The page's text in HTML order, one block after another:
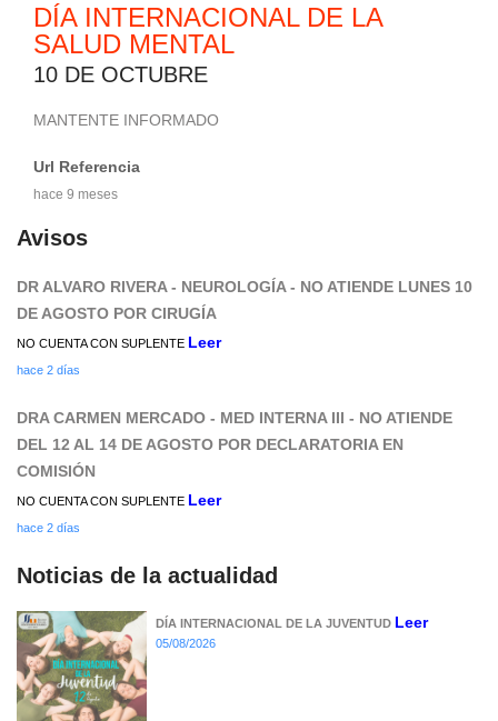
DÍA INTERNACIONAL DE LA
SALUD MENTAL
10 DE OCTUBRE
MANTENTE INFORMADO
Url Referencia
hace 9 meses
Avisos
DR ALVARO RIVERA - NEUROLOGÍA - NO ATIENDE LUNES 10
DE AGOSTO POR CIRUGÍA
NO CUENTA CON SUPLENTE Leer
hace 2 días
DRA CARMEN MERCADO - MED INTERNA III - NO ATIENDE
DEL 12 AL 14 DE AGOSTO POR DECLARATORIA EN
COMISIÓN
NO CUENTA CON SUPLENTE Leer
hace 2 días
Noticias de la actualidad
DÍA INTERNACIONAL DE LA JUVENTUD Leer
05/08/2026